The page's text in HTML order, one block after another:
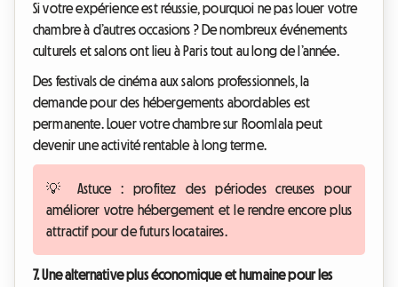
Si votre expérience est réussie, pourquoi ne pas louer votre
chambre à d’autres occasions ? De nombreux événements
culturels et salons ont lieu à Paris tout au long de l’année.
Des festivals de cinéma aux salons professionnels, la
demande pour des hébergements abordables est
permanente. Louer votre chambre sur Roomlala peut
devenir une activité rentable à long terme.
💡 Astuce : profitez des périodes creuses pour
améliorer votre hébergement et le rendre encore plus
attractif pour de futurs locataires.
7. Une alternative plus économique et humaine pour les